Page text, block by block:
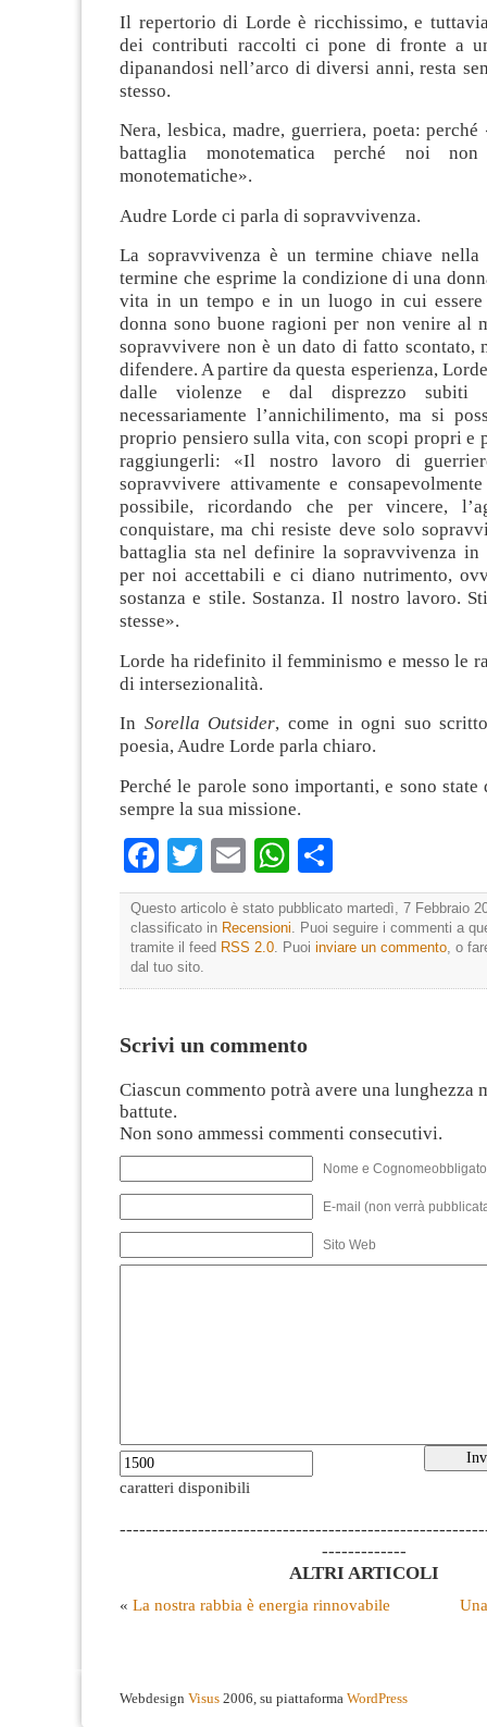
Il repertorio di Lorde è ricchissimo, e
dei contributi raccolti ci pone di fronte a
dipanandosi nell’arco di diversi anni, resta
stesso.
Nera, lesbica, madre, guerriera, poeta: perché
battaglia monotematica perché noi
monotematiche».
Audre Lorde ci parla di sopravvivenza.
La sopravvivenza è un termine chiave
termine che esprime la condizione di una
vita in un tempo e in un luogo in cui essere
donna sono buone ragioni per non venire al
sopravvivere non è un dato di fatto scontato,
difendere. A partire da questa esperienza,
dalle violenze e dal disprezzo subiti
necessariamente l’annichilimento, ma si
proprio pensiero sulla vita, con scopi propri e
raggiungerli: «Il nostro lavoro di
sopravvivere attivamente e
possibile, ricordando che per vincere,
conquistare, ma chi resiste deve solo
battaglia sta nel definire la sopravvivenza in
per noi accettabili e ci diano nutrimento,
sostanza e stile. Sostanza. Il nostro lavoro.
stesse».
Lorde ha ridefinito il femminismo e messo le
di intersezionalità.
In Sorella Outsider, come in ogni suo
poesia, Audre Lorde parla chiaro.
Perché le parole sono importanti, e sono state
sempre la sua missione.
Facebook
Twitter
EmailWhatsApp
Questo articolo è stato pubblicato martedì, 7 Febbraio
classificato in Recensioni . Puoi seguire i commenti a
tramite il feed RSS 2.0 . Puoi inviare un commento , o
dal tuo sito.
Scrivi un commento
Ciascun commento potrà avere una lunghezza
battute.
Non sono ammessi commenti consecutivi.
Nome e
E-mail (non verrà
Sito Web
caratteri disponibili
-------------
ALTRI ARTICOLI
« La nostra rabbia è energia rinnovabile
Webdesign Visus 2006, su piattaforma WordPress